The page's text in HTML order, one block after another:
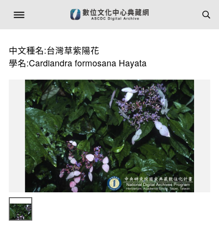
中文種名:台灣草紫陽花
學名:Cardiandra formosana Hayata